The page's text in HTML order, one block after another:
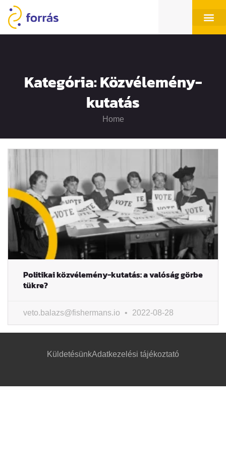
Kategória: Közvélemény-
kutatás
Home
Politikai közvélemény-kutatás: a valóság görbe
tükre?
veto.balazs@fishermans.io 2022-08-28
KüldetésünkAdatkezelési tájékoztató